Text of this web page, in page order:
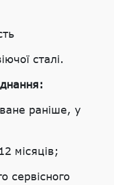
сталі.
раніше, у
місяців;
сервісного